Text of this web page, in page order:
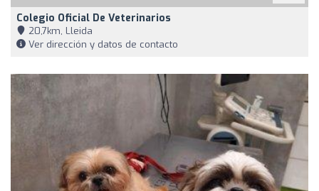
Colegio Oficial De Veterinarios
20,7km, Lleida
Ver dirección y datos de contacto